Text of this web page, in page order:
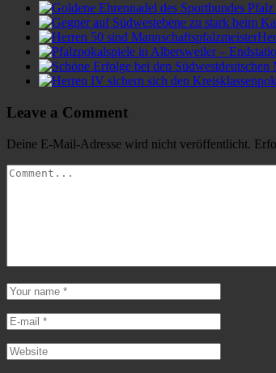
Leave a Comment
Deine E-Mail-Adresse wird nicht veröffentlicht.